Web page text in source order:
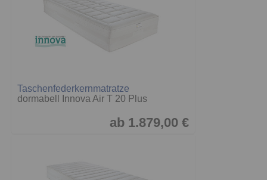
Taschenfederkernmatratze
dormabell Innova Air T 20 Plus
ab 1.879,00 €